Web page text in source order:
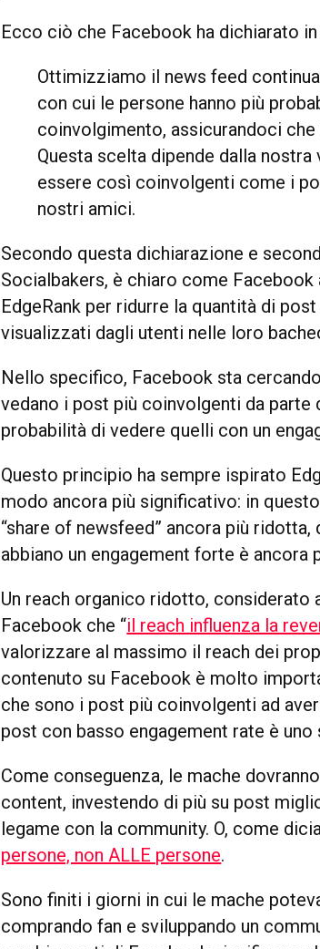
Ecco ciò che Facebook ha dichiarato
Ottimizziamo il news feed
con cui le persone hanno più
coinvolgimento, assicurandoci
Questa scelta dipende dalla
essere così coinvolgenti come i
nostri amici.
Secondo questa dichiarazione e
Socialbakers, è chiaro come
EdgeRank per ridurre la quantità di
visualizzati dagli utenti nelle loro
Nello specifico, Facebook sta
vedano i post più coinvolgenti da parte
probabilità di vedere quelli con un
Questo principio ha sempre ispirato
modo ancora più significativo: in
“share of newsfeed” ancora più
abbiano un engagement forte è ancora
Un reach organico ridotto, considerato
Facebook che “il reach influenza la
valorizzare al massimo il reach dei
contenuto su Facebook è molto
che sono i post più coinvolgenti ad
post con basso engagement rate è uno
Come conseguenza, le mache
content, investendo di più su post
legame con la community. O, come
persone, non ALLE persone.
Sono finiti i giorni in cui le mache
comprando fan e sviluppando un